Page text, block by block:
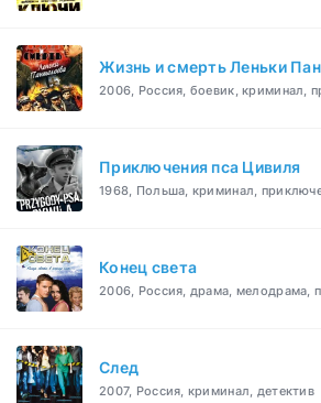
Жизнь и смерть Леньки
2006, Россия, боевик, криминал,
Приключения пса Цивиля
1968, Польша, криминал,
Конец света
2006, Россия, драма, мелодрама,
След
2007, Россия, криминал, детектив